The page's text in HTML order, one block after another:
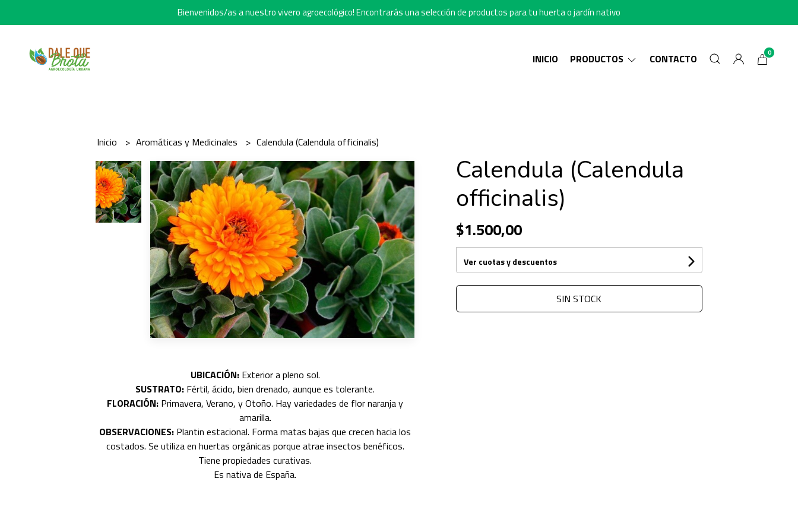
Bienvenidos/as a nuestro vivero agroecológico! Encontrarás una selección de productos para tu huerta o jardín nativo
INICIO PRODUCTOS CONTACTO 0
Inicio Aromáticas y Medicinales Calendula (Calendula officinalis)
UBICACIÓN:Exterior a pleno sol.
SUSTRATO: Fértil, ácido, bien drenado, aunque es tolerante.
FLORACIÓN: Primavera, Verano, y Otoño. Hay variedades de flor naranja y
amarilla.
OBSERVACIONES: Plantin estacional. Forma matas bajas que crecen hacia los
costados. Se utiliza en huertas orgánicas porque atrae insectos benéficos.
Tiene propiedades curativas.
Es nativa de España.
Calendula (Calendula
officinalis)
$1.500,00
Ver cuotas y descuentos
SIN STOCK